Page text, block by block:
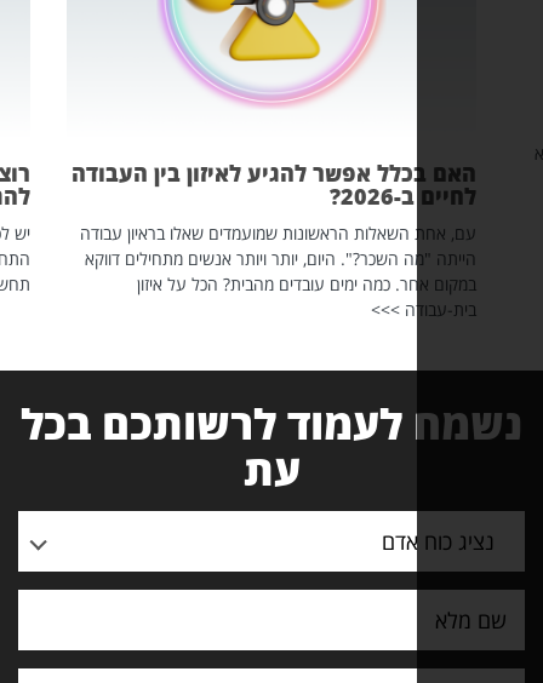
בכלל אפשר להגיע לאיזון בין העבודה
ב-2026?
אחת השאלות הראשונות שמועמדים שאלו בראיון עבודה
"מה השכר?". היום, יותר ויותר אנשים מתחילים דווקא
אחר. כמה ימים עובדים מהבית? הכל על איזון
עבודה >>>
רוצה
להתחיל
יש לכם פרופיל
התחלתם
תחשפו את
לעמוד לרשותכם בכל
כוח אדם